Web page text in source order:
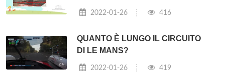
2022-01-26 416
QUANTO È LUNGO IL CIRCUITO
DI LE MANS?
2022-01-26 419